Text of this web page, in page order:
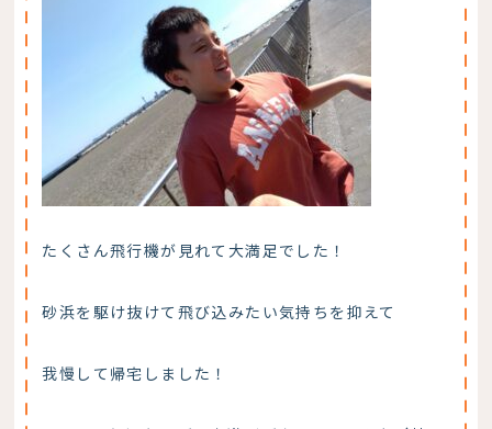
たくさん飛行機が見れて大満足でした！
砂浜を駆け抜けて飛び込みたい気持ちを抑えて
我慢して帰宅しました！